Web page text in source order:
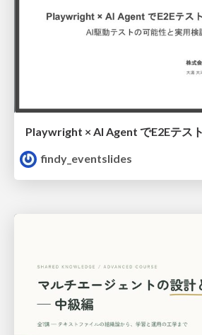
findy_eventslides